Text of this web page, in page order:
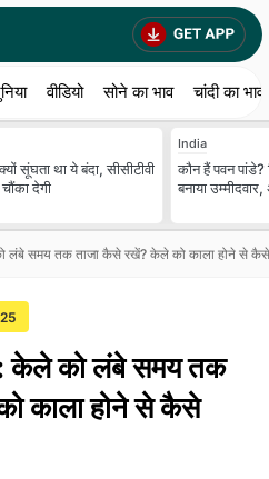
वीडियो सोने का भाव चांदी का भाव
सूंघता था ये बंदा, सीसीटीवी
देगी
India
कौन हैं पवन
बनाया
समय तक ताजा कैसे रखें? केले को काला होने से कैसे
को लंबे समय तक
काला होने से कैसे